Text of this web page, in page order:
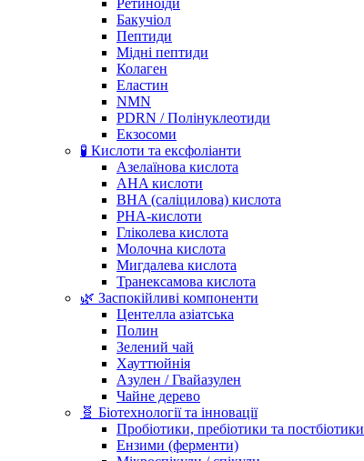
Ретиноїди
Бакучіол
Пептиди
Мідні пептиди
Колаген
Еластин
NMN
PDRN / Полінуклеотиди
Екзосоми
🧪 Кислоти та ексфоліанти
Азелаїнова кислота
AHA кислоти
BHA (саліцилова) кислота
PHA-кислоти
Гліколева кислота
Молочна кислота
Мигдалева кислота
Транексамова кислота
🌿 Заспокійливі компоненти
Центелла азіатська
Полин
Зелений чай
Хауттюйнія
Азулен / Гвайазулен
Чайне дерево
🧬 Біотехнології та інновації
Пробіотики, пребіотики та постбіотики
Ензими (ферменти)